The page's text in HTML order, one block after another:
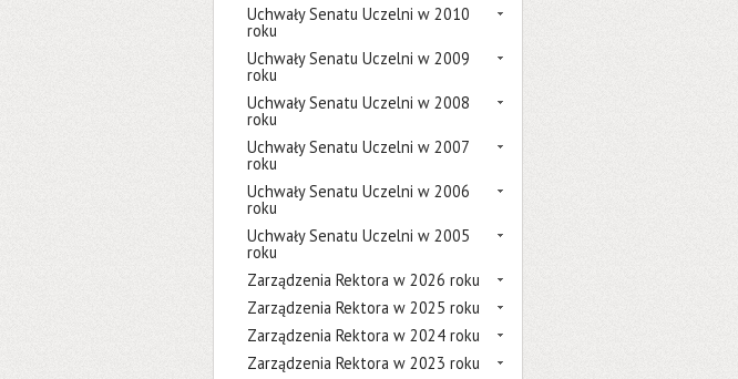
Uchwały Senatu Uczelni w 2010
roku
Uchwały Senatu Uczelni w 2009
roku
Uchwały Senatu Uczelni w 2008
roku
Uchwały Senatu Uczelni w 2007
roku
Uchwały Senatu Uczelni w 2006
roku
Uchwały Senatu Uczelni w 2005
roku
Zarządzenia Rektora w 2026 roku
Zarządzenia Rektora w 2025 roku
Zarządzenia Rektora w 2024 roku
Zarządzenia Rektora w 2023 roku